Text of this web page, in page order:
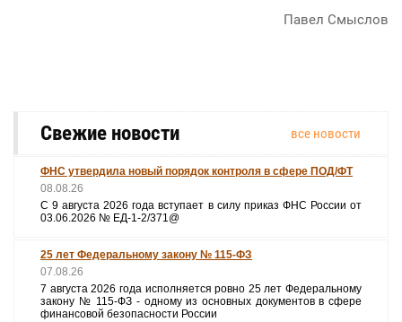
Павел Смыслов
Свежие новости все новости
ФНС утвердила новый порядок контроля в сфере ПОД/ФТ
08.08.26
С 9 августа 2026 года вступает в силу приказ ФНС России от
03.06.2026 № ЕД-1-2/371@
25 лет Федеральному закону № 115-ФЗ
07.08.26
7 августа 2026 года исполняется ровно 25 лет Федеральному
закону № 115-ФЗ - одному из основных документов в сфере
финансовой безопасности России